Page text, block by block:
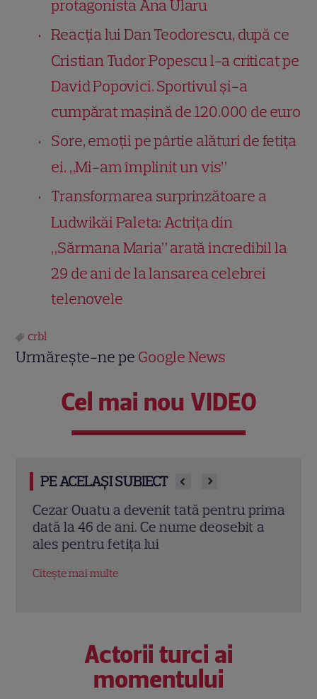
protagonista Ana Ularu
Reacția lui Dan Teodorescu, după ce
Cristian Tudor Popescu l-a criticat pe
David Popovici. Sportivul și-a
cumpărat mașină de 120.000 de euro
Sore, emoții pe pârtie alături de fetița
ei. „Mi-am împlinit un vis”
Transformarea surprinzătoare a
Ludwikăi Paleta: Actrița din
„Sărmana Maria” arată incredibil la
29 de ani de la lansarea celebrei
telenovele
crbl
Urmărește-ne pe Google News
Cel mai nou VIDEO
PE ACELAȘI SUBIECT
Cezar Ouatu a devenit tată pentru prima
dată la 46 de ani. Ce nume deosebit a
ales pentru fetița lui
Citește mai multe
Actorii turci ai
momentului